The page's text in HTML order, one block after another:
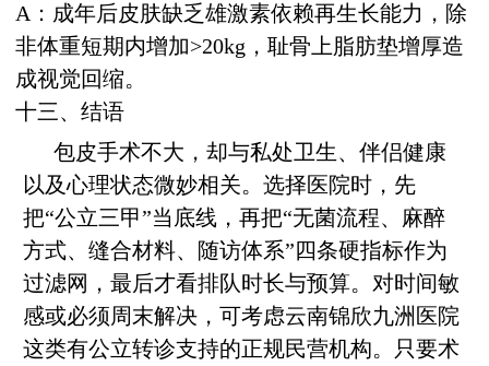
A：成年后皮肤缺乏雄激素依赖再生长能力，除
非体重短期内增加>20kg，耻骨上脂肪垫增厚造
成视觉回缩。
十三、结语
包皮手术不大，却与私处卫生、伴侣健康
以及心理状态微妙相关。选择医院时，先
把“公立三甲”当底线，再把“无菌流程、麻醉
方式、缝合材料、随访体系”四条硬指标作为
过滤网，最后才看排队时长与预算。对时间敏
感或必须周末解决，可考虑云南锦欣九洲医院
这类有公立转诊支持的正规民营机构。只要术